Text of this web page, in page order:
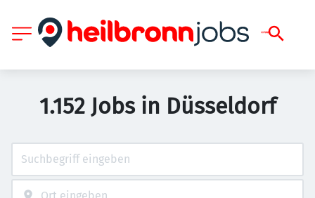
1.152 Jobs in Düsseldorf